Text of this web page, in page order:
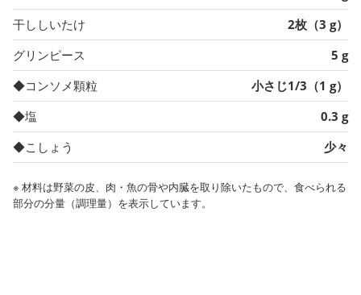
干ししいたけ
2枚（3 g）
グリンピース
5 g
◆コンソメ顆粒
小さじ1/3（1 g）
◆塩
0.3 g
◆こしょう
少々
※ 材料は野菜の皮、肉・魚の骨や内臓を取り除いたもので、食べられる
部分の分量（調理量）を表示しています。